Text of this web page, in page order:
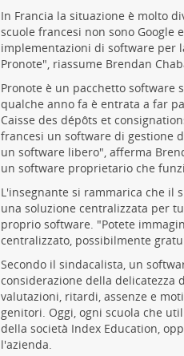
In Francia la situazione è molto
scuole francesi non sono Google
implementazioni di software per
Pronote", riassume Brendan
Pronote è un pacchetto software
qualche anno fa è entrata a far
Caisse des dépôts et
francesi un software di gestione
un software libero", afferma
un software proprietario che
L'insegnante si rammarica che il
una soluzione centralizzata per
proprio software. "Potete
centralizzato, possibilmente
Secondo il sindacalista, un
considerazione della delicatezza
valutazioni, ritardi, assenze e
genitori. Oggi, ogni scuola che
della società Index Education,
l'azienda.